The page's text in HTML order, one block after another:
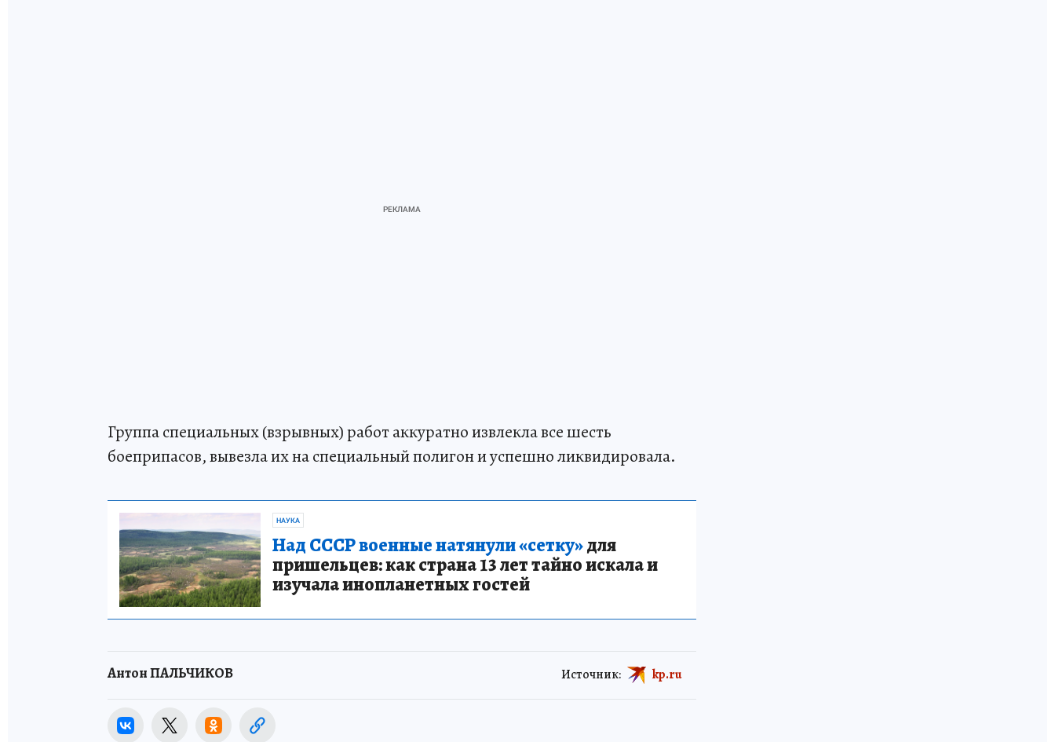
Группа специальных (взрывных) работ аккуратно извлекла все шесть
боеприпасов, вывезла их на специальный полигон и успешно ликвидировала.
НАУКА
Над СССР военные натянули «сетку»для
пришельцев: как страна 13 лет тайно искала и
изучала инопланетных гостей
Антон ПАЛЬЧИКОВ Источник: kp.ru